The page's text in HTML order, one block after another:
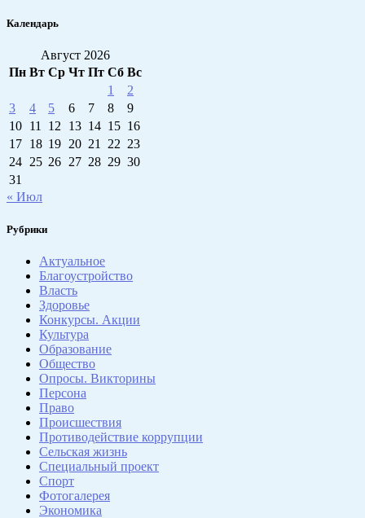
Календарь
Август 2026
Пн Вт Ср Чт Пт Сб Вс
1
2
3
4 5 6 7 8
9
10 11 12 13 14 15 16
17 18 19 20 21 22 23
24 25 26 27 28 29 30
31
« Июл
Рубрики
Актуальное
Благоустройство
Власть
Здоровье
Конкурсы. Акции
Культура
Образование
Общество
Опросы. Викторины
Персона
Право
Происшествия
Противодействие коррупции
Сельская жизнь
Специальный проект
Спорт
Фотогалерея
Экономика